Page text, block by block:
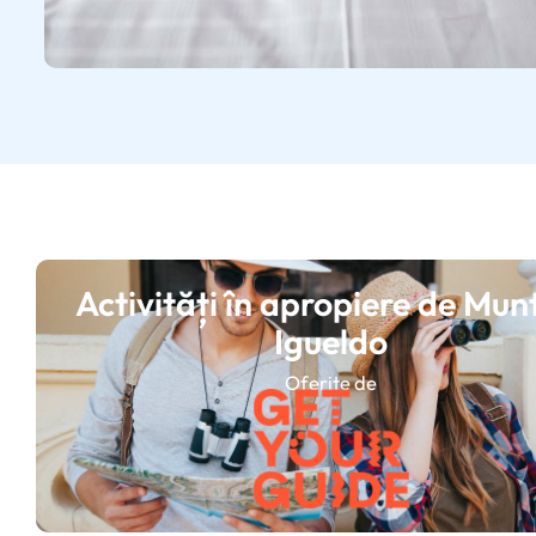
Activități în apropiere de
Igueldo
Oferite de